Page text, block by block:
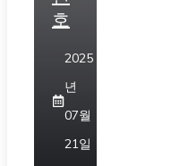
호
2025
년
07월
21일